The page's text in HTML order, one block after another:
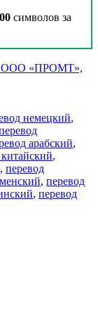
символов за
«ПРОМТ»,
немецкий,
арабский,
,
, перевод
, перевод
, перевод